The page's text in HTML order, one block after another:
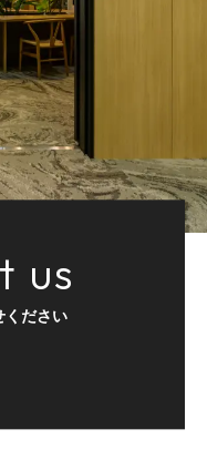
us
ください